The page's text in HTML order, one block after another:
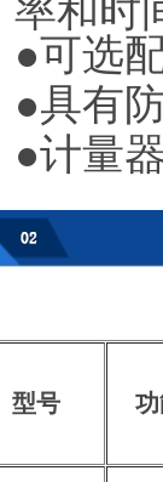
●可选
●具有
●计量
型号